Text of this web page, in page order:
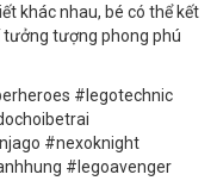
khác nhau, bé có thể kết
tưởng tượng phong phú
#legotechnic
#nexoknight
#legoavenger